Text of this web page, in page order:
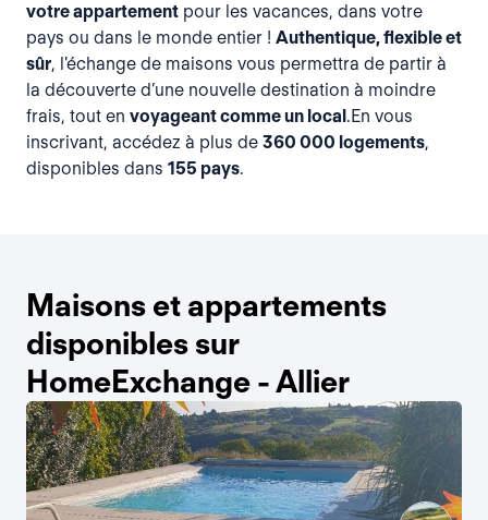
votre appartement pour les vacances, dans votre
pays ou dans le monde entier ! Authentique, flexible et
sûr, l'échange de maisons vous permettra de partir à
la découverte d’une nouvelle destination à moindre
frais, tout en voyageant comme un local.En vous
inscrivant, accédez à plus de 360 000 logements,
disponibles dans 155 pays.
Maisons et appartements
disponibles sur
HomeExchange - Allier